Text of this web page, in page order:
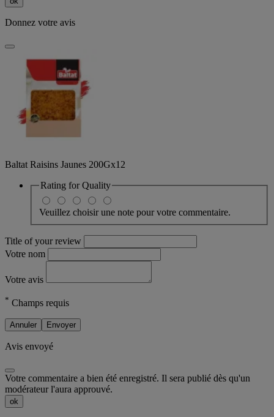
Donnez votre avis
Baltat Raisins Jaunes 200Gx12
Rating forQuality
Veuillez choisir une note pour votre commentaire.
Title of your review
Votre nom
Votre avis
* Champs requis
Annuler Envoyer
Avis envoyé
Votre commentaire a bien été enregistré. Il sera publié dès qu'un
modérateur l'aura approuvé.
ok